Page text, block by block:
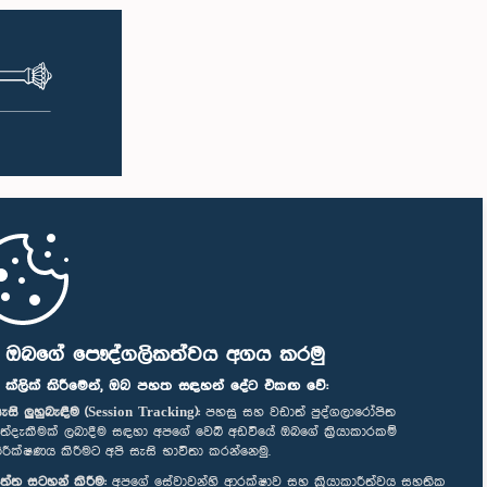
ඔබගේ පෞද්ගලිකත්වය අගය කරමු
ක්ලික් කිරීමෙන්, ඔබ පහත සඳහන් දේට එකඟ වේ:
ලුහුබැඳීම (Session Tracking): පහසු සහ වඩාත් පුද්ගලාරෝපිත
ලබාදීම සඳහා අපගේ වෙබ් අඩවියේ ඔබගේ ක්‍රියාකාරකම්
කිරීමට අපි සැසි භාවිතා කරන්නෙමු.
සටහන් කිරීම: අපගේ සේවාවන්හි ආරක්ෂාව සහ ක්‍රියාකාරීත්වය සහතික